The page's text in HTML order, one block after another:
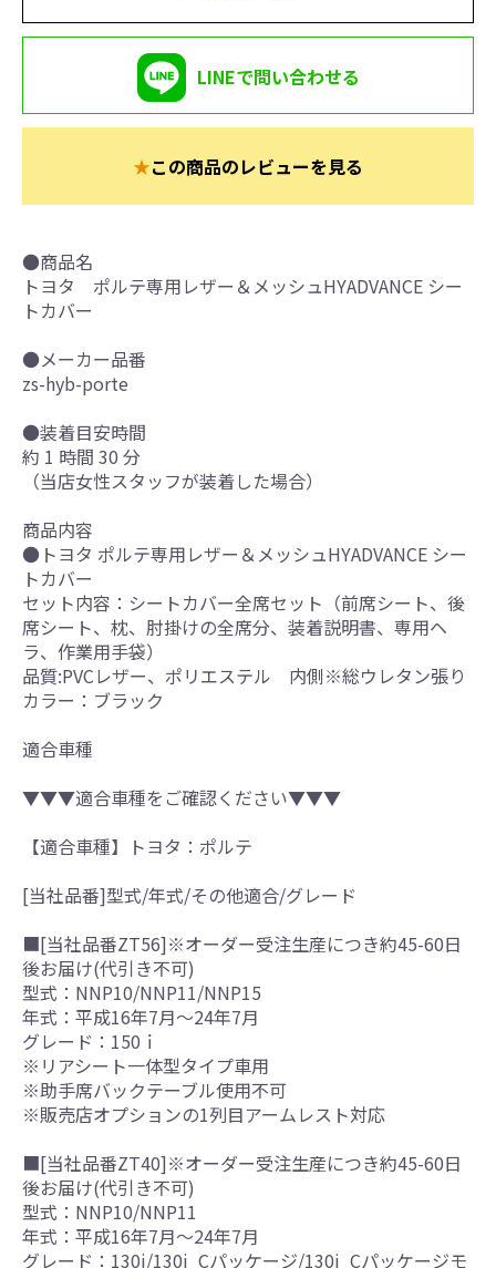
LINEで問い合わせる
★この商品のレビューを見る
●商品名
トヨタ ポルテ専用レザー＆メッシュHYADVANCE シー
トカバー
●メーカー品番
zs-hyb-porte
●装着目安時間
約 1 時間 30 分
（当店女性スタッフが装着した場合）
商品内容
●トヨタ ポルテ専用レザー＆メッシュHYADVANCE シー
トカバー
セット内容：シートカバー全席セット（前席シート、後
席シート、枕、肘掛けの全席分、装着説明書、専用ヘ
ラ、作業用手袋）
品質:PVCレザー、ポリエステル 内側※総ウレタン張り
カラー：ブラック
適合車種
▼▼▼適合車種をご確認ください▼▼▼
【適合車種】トヨタ：ポルテ
[当社品番]型式/年式/その他適合/グレード
■[当社品番ZT56]※オーダー受注生産につき約45-60日
後お届け(代引き不可)
型式：NNP10/NNP11/NNP15
年式：平成16年7月～24年7月
グレード：150ｉ
※リアシート一体型タイプ車用
※助手席バックテーブル使用不可
※販売店オプションの1列目アームレスト対応
■[当社品番ZT40]※オーダー受注生産につき約45-60日
後お届け(代引き不可)
型式：NNP10/NNP11
年式：平成16年7月～24年7月
グレード：130i/130i_Cパッケージ/130i_Cパッケージモ